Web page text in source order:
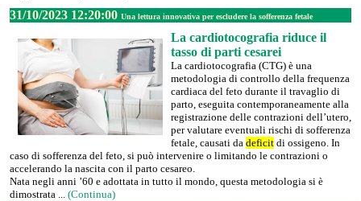
31/10/2023 12:20:00 Una lettura innovativa per escludere la sofferenza fetale
La cardiotocografia riduce il
tasso di parti cesarei
La cardiotocografia (CTG) è una
metodologia di controllo della frequenza
cardiaca del feto durante il travaglio di
parto, eseguita contemporaneamente alla
registrazione delle contrazioni dell’utero,
per valutare eventuali rischi di sofferenza
fetale, causati da deficit di ossigeno. In
caso di sofferenza del feto, si può intervenire o limitando le contrazioni o
accelerando la nascita con il parto cesareo.
Nata negli anni ’60 e adottata in tutto il mondo, questa metodologia si è
dimostrata ... (Continua)